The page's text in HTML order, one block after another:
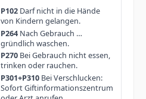
P102Darf nicht in die Hände
von Kindern gelangen.
P264Nach Gebrauch …
gründlich waschen.
P270Bei Gebrauch nicht essen,
trinken oder rauchen.
P301+P310Bei Verschlucken:
Sofort Giftinformationszentrum